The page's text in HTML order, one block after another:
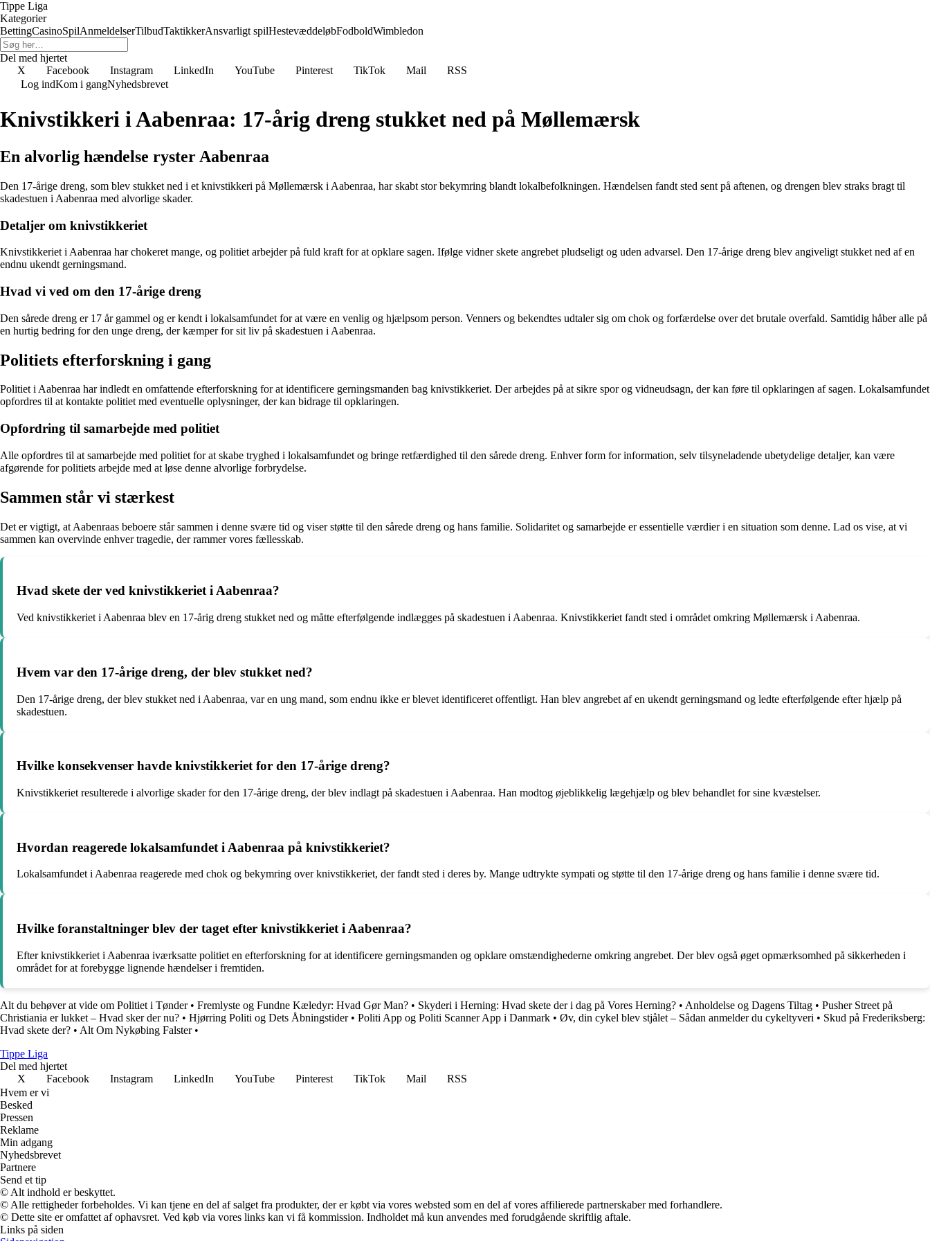
Tippe Liga
Kategorier
BettingCasinoSpilAnmeldelserTilbudTaktikkerAnsvarligt spilHestevæddeløbFodboldWimbledon
Del med hjertet
X
Facebook Instagram LinkedIn YouTube Pinterest TikTok Mail
RSS
Log indKom i gangNyhedsbrevet
Knivstikkeri i Aabenraa: 17-årig dreng stukket ned på Møllemærsk
En alvorlig hændelse ryster Aabenraa
Den 17-årige dreng, som blev stukket ned i et knivstikkeri på Møllemærsk i Aabenraa, har skabt stor bekymring blandt lokalbefolkningen. Hændelsen fandt sted sent på aftenen, og drengen blev straks bragt til
skadestuen i Aabenraa med alvorlige skader.
Detaljer om knivstikkeriet
Knivstikkeriet i Aabenraa har chokeret mange, og politiet arbejder på fuld kraft for at opklare sagen. Ifølge vidner skete angrebet pludseligt og uden advarsel. Den 17-årige dreng blev angiveligt stukket ned af en
endnu ukendt gerningsmand.
Hvad vi ved om den 17-årige dreng
Den sårede dreng er 17 år gammel og er kendt i lokalsamfundet for at være en venlig og hjælpsom person. Venners og bekendtes udtaler sig om chok og forfærdelse over det brutale overfald. Samtidig håber alle på
en hurtig bedring for den unge dreng, der kæmper for sit liv på skadestuen i Aabenraa.
Politiets efterforskning i gang
Politiet i Aabenraa har indledt en omfattende efterforskning for at identificere gerningsmanden bag knivstikkeriet. Der arbejdes på at sikre spor og vidneudsagn, der kan føre til opklaringen af sagen. Lokalsamfundet
opfordres til at kontakte politiet med eventuelle oplysninger, der kan bidrage til opklaringen.
Opfordring til samarbejde med politiet
Alle opfordres til at samarbejde med politiet for at skabe tryghed i lokalsamfundet og bringe retfærdighed til den sårede dreng. Enhver form for information, selv tilsyneladende ubetydelige detaljer, kan være
afgørende for politiets arbejde med at løse denne alvorlige forbrydelse.
Sammen står vi stærkest
Det er vigtigt, at Aabenraas beboere står sammen i denne svære tid og viser støtte til den sårede dreng og hans familie. Solidaritet og samarbejde er essentielle værdier i en situation som denne. Lad os vise, at vi
sammen kan overvinde enhver tragedie, der rammer vores fællesskab.
Hvad skete der ved knivstikkeriet i Aabenraa?
Ved knivstikkeriet i Aabenraa blev en 17-årig dreng stukket ned og måtte efterfølgende indlægges på skadestuen i Aabenraa. Knivstikkeriet fandt sted i området omkring Møllemærsk i Aabenraa.
Hvem var den 17-årige dreng, der blev stukket ned?
Den 17-årige dreng, der blev stukket ned i Aabenraa, var en ung mand, som endnu ikke er blevet identificeret offentligt. Han blev angrebet af en ukendt gerningsmand og ledte efterfølgende efter hjælp på
skadestuen.
Hvilke konsekvenser havde knivstikkeriet for den 17-årige dreng?
Knivstikkeriet resulterede i alvorlige skader for den 17-årige dreng, der blev indlagt på skadestuen i Aabenraa. Han modtog øjeblikkelig lægehjælp og blev behandlet for sine kvæstelser.
Hvordan reagerede lokalsamfundet i Aabenraa på knivstikkeriet?
Lokalsamfundet i Aabenraa reagerede med chok og bekymring over knivstikkeriet, der fandt sted i deres by. Mange udtrykte sympati og støtte til den 17-årige dreng og hans familie i denne svære tid.
Hvilke foranstaltninger blev der taget efter knivstikkeriet i Aabenraa?
Efter knivstikkeriet i Aabenraa iværksatte politiet en efterforskning for at identificere gerningsmanden og opklare omstændighederne omkring angrebet. Der blev også øget opmærksomhed på sikkerheden i
området for at forebygge lignende hændelser i fremtiden.
Alt du behøver at vide om Politiet i Tønder• Fremlyste og Fundne Kæledyr: Hvad Gør Man? • Skyderi i Herning: Hvad skete der i dag på Vores Herning? • Anholdelse og Dagens Tiltag • Pusher Street på
Christiania er lukket – Hvad sker der nu? • Hjørring Politi og Dets Åbningstider• Politi App og Politi Scanner App i Danmark • Øv, din cykel blev stjålet – Sådan anmelder du cykeltyveri • Skud på Frederiksberg:
Hvad skete der? • Alt Om Nykøbing Falster•
Tippe Liga
Del med hjertet
X
Facebook Instagram LinkedIn YouTube Pinterest TikTok Mail
RSS
Hvem er vi
Besked
Pressen
Reklame
Min adgang
Nyhedsbrevet
Partnere
Send et tip
© Alt indhold er beskyttet.
© Alle rettigheder forbeholdes. Vi kan tjene en del af salget fra produkter, der er købt via vores websted som en del af vores affilierede partnerskaber med forhandlere.
© Dette site er omfattet af ophavsret. Ved køb via vores links kan vi få kommission. Indholdet må kun anvendes med forudgående skriftlig aftale.
Links på siden